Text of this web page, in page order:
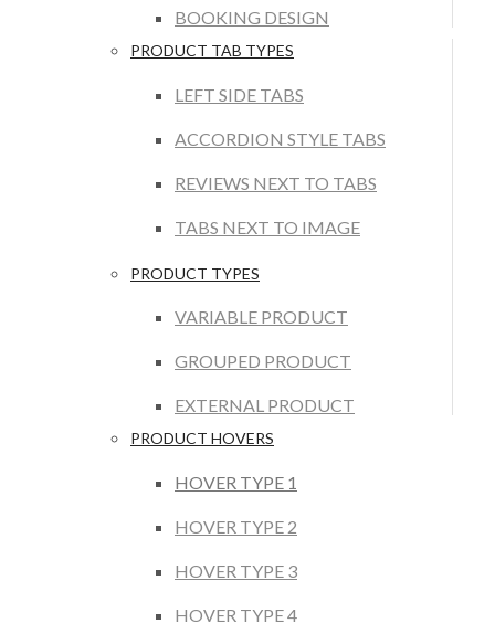
BOOKING DESIGN
PRODUCT TAB TYPES
LEFT SIDE TABS
ACCORDION STYLE TABS
REVIEWS NEXT TO TABS
TABS NEXT TO IMAGE
PRODUCT TYPES
VARIABLE PRODUCT
GROUPED PRODUCT
EXTERNAL PRODUCT
PRODUCT HOVERS
HOVER TYPE 1
HOVER TYPE 2
HOVER TYPE 3
HOVER TYPE 4